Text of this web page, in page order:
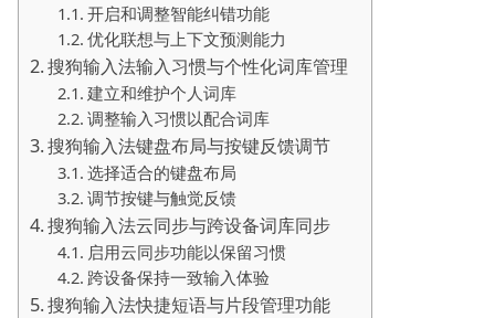
开启和调整智能纠错功能
优化联想与上下文预测能力
搜狗输入法输入习惯与个性化词库管理
建立和维护个人词库
调整输入习惯以配合词库
搜狗输入法键盘布局与按键反馈调节
选择适合的键盘布局
调节按键与触觉反馈
搜狗输入法云同步与跨设备词库同步
启用云同步功能以保留习惯
跨设备保持一致输入体验
搜狗输入法快捷短语与片段管理功能